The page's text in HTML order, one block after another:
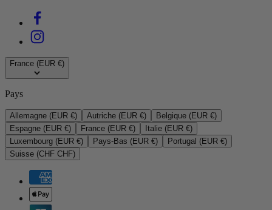
France (EUR €)
Pays
Allemagne (EUR €) Autriche (EUR €)
Belgique (EUR €)
Espagne (EUR €)
France (EUR €)
Italie (EUR €)
Luxembourg (EUR €)
Pays-Bas (EUR €)
Portugal (EUR €)
Suisse (CHF CHF)